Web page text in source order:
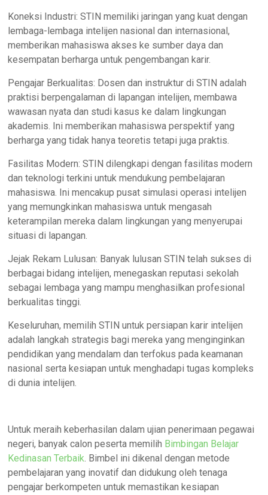
Koneksi Industri: STIN memiliki jaringan yang kuat dengan
lembaga-lembaga intelijen nasional dan internasional,
memberikan mahasiswa akses ke sumber daya dan
kesempatan berharga untuk pengembangan karir.
Pengajar Berkualitas: Dosen dan instruktur di STIN adalah
praktisi berpengalaman di lapangan intelijen, membawa
wawasan nyata dan studi kasus ke dalam lingkungan
akademis. Ini memberikan mahasiswa perspektif yang
berharga yang tidak hanya teoretis tetapi juga praktis.
Fasilitas Modern: STIN dilengkapi dengan fasilitas modern
dan teknologi terkini untuk mendukung pembelajaran
mahasiswa. Ini mencakup pusat simulasi operasi intelijen
yang memungkinkan mahasiswa untuk mengasah
keterampilan mereka dalam lingkungan yang menyerupai
situasi di lapangan.
Jejak Rekam Lulusan: Banyak lulusan STIN telah sukses di
berbagai bidang intelijen, menegaskan reputasi sekolah
sebagai lembaga yang mampu menghasilkan profesional
berkualitas tinggi.
Keseluruhan, memilih STIN untuk persiapan karir intelijen
adalah langkah strategis bagi mereka yang menginginkan
pendidikan yang mendalam dan terfokus pada keamanan
nasional serta kesiapan untuk menghadapi tugas kompleks
di dunia intelijen.
Untuk meraih keberhasilan dalam ujian penerimaan pegawai
negeri, banyak calon peserta memilih Bimbingan Belajar
Kedinasan Terbaik. Bimbel ini dikenal dengan metode
pembelajaran yang inovatif dan didukung oleh tenaga
pengajar berkompeten untuk memastikan kesiapan